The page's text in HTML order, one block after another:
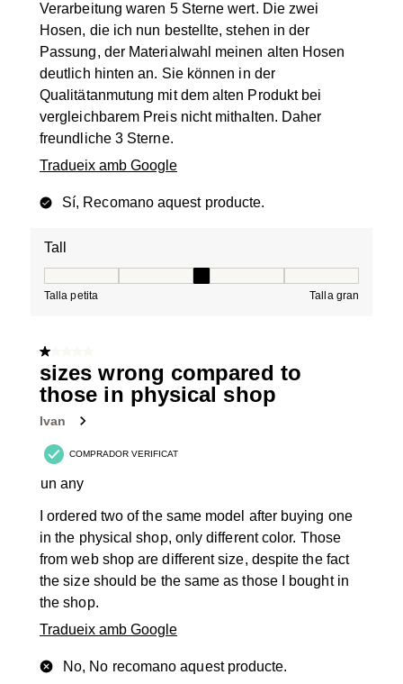
Verarbeitung waren 5 Sterne wert. Die zwei
Hosen, die ich nun bestellte, stehen in der
Passung, der Materialwahl meinen alten Hosen
deutlich hinten an. Sie können in der
Qualitätanmutung mit dem alten Produkt bei
vergleichbarem Preis nicht mithalten. Daher
freundliche 3 Sterne.
Tradueix amb Google
Sí, Recomano aquest producte.
Tall
Talla petita Talla gran
1 de 5 estrelles.
sizes wrong compared to
those in physical shop
Ivan
COMPRADOR VERIFICAT
un any
I ordered two of the same model after buying one
in the physical shop, only different color. Those
from web shop are different size, despite the fact
the size should be the same as those I bought in
the shop.
Tradueix amb Google
No, No recomano aquest producte.